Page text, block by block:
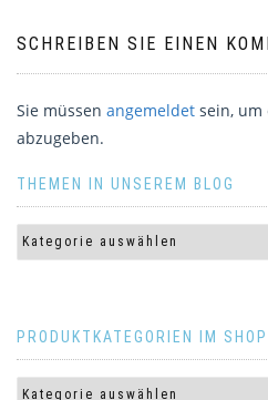
SCHREIBEN SIE EINEN
Sie müssen angemeldet sein, um
abzugeben.
THEMEN IN UNSEREM BLOG
PRODUKTKATEGORIEN IM SHOP